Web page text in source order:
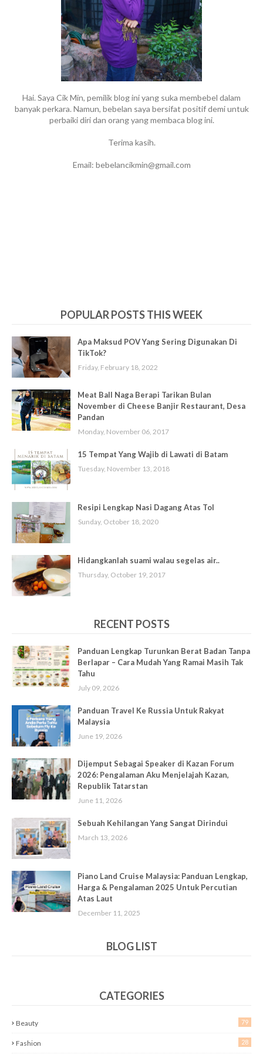
Hai. Saya Cik Min, pemilik blog ini yang suka membebel dalam
banyak perkara. Namun, bebelan saya bersifat positif demi untuk
perbaiki diri dan orang yang membaca blog ini.
Terima kasih.
Email: bebelancikmin@gmail.com
POPULAR POSTS THIS WEEK
Apa Maksud POV Yang Sering Digunakan Di
TikTok?
Friday, February 18, 2022
Meat Ball Naga Berapi Tarikan Bulan
November di Cheese Banjir Restaurant, Desa
Pandan
Monday, November 06, 2017
15 Tempat Yang Wajib di Lawati di Batam
Tuesday, November 13, 2018
Resipi Lengkap Nasi Dagang Atas Tol
Sunday, October 18, 2020
Hidangkanlah suami walau segelas air..
Thursday, October 19, 2017
RECENT POSTS
Panduan Lengkap Turunkan Berat Badan Tanpa
Berlapar – Cara Mudah Yang Ramai Masih Tak
Tahu
July 09, 2026
Panduan Travel Ke Russia Untuk Rakyat
Malaysia
June 19, 2026
Dijemput Sebagai Speaker di Kazan Forum
2026: Pengalaman Aku Menjelajah Kazan,
Republik Tatarstan
June 11, 2026
Sebuah Kehilangan Yang Sangat Dirindui
March 13, 2026
Piano Land Cruise Malaysia: Panduan Lengkap,
Harga & Pengalaman 2025 Untuk Percutian
Atas Laut
December 11, 2025
BLOG LIST
CATEGORIES
Beauty 79
Fashion 28